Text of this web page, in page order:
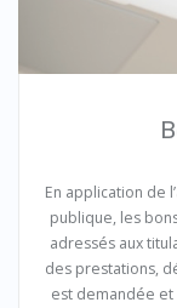
En application de
publique, les
adressés aux
des prestations,
est demandée et